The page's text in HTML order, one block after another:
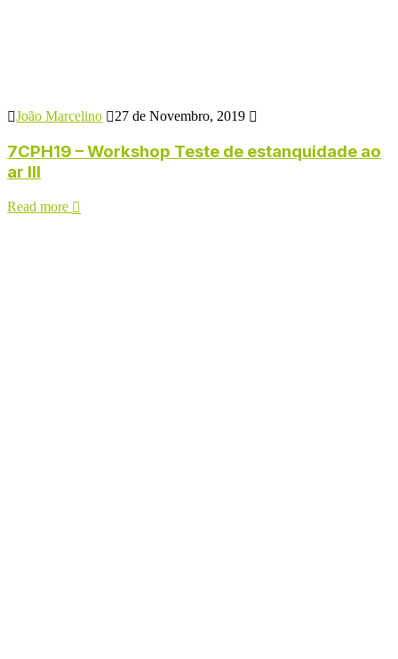
João Marcelino 27 de Novembro, 2019
7CPH19 – Workshop Teste de estanquidade ao
ar III
Read more